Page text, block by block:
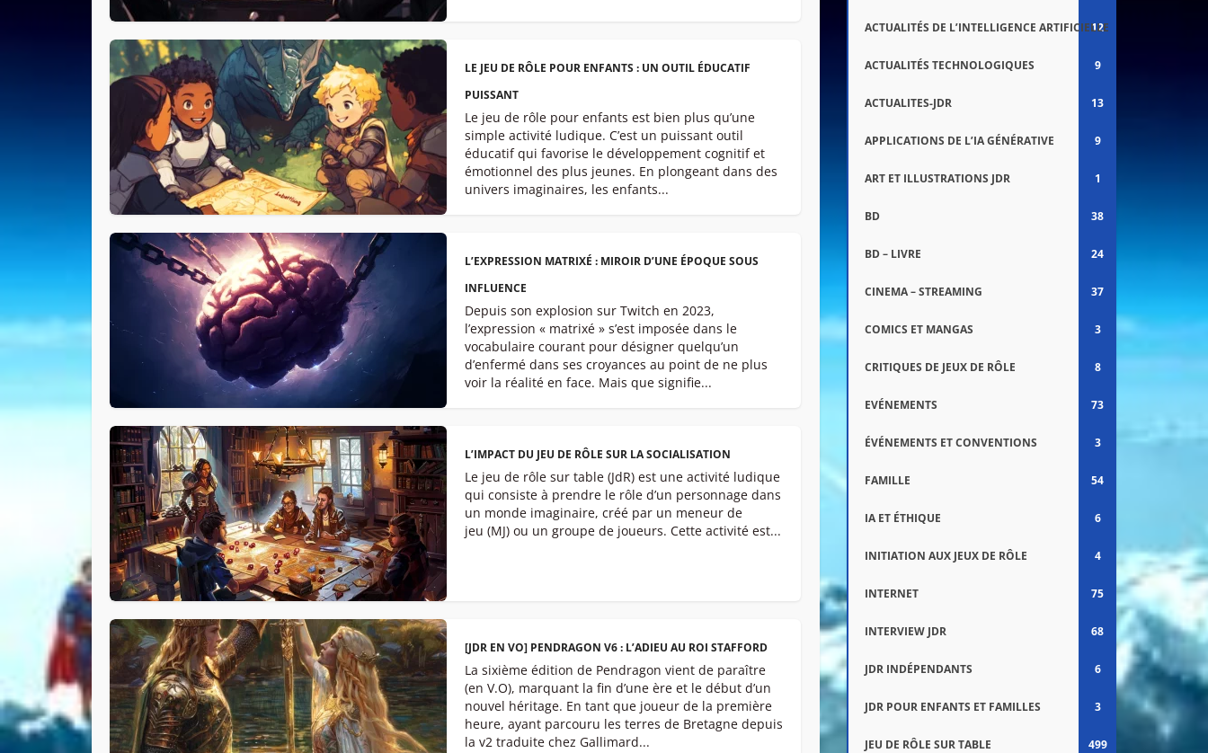
LE JEU DE RÔLE POUR ENFANTS : UN OUTIL ÉDUCATIF
PUISSANT
Le jeu de rôle pour enfants est bien plus qu’une
simple activité ludique. C’est un puissant outil
éducatif qui favorise le développement cognitif et
émotionnel des plus jeunes. En plongeant dans des
univers imaginaires, les enfants...
L’EXPRESSION MATRIXÉ : MIROIR D’UNE ÉPOQUE SOUS
INFLUENCE
Depuis son explosion sur Twitch en 2023,
l’expression « matrixé » s’est imposée dans le
vocabulaire courant pour désigner quelqu’un
d’enfermé dans ses croyances au point de ne plus
voir la réalité en face. Mais que signifie...
L’IMPACT DU JEU DE RÔLE SUR LA SOCIALISATION
Le jeu de rôle sur table (JdR) est une activité ludique
qui consiste à prendre le rôle d’un personnage dans
un monde imaginaire, créé par un meneur de
jeu (MJ) ou un groupe de joueurs. Cette activité est...
[JDR EN VO] PENDRAGON V6 : L’ADIEU AU ROI STAFFORD
La sixième édition de Pendragon vient de paraître
(en V.O), marquant la fin d’une ère et le début d’un
nouvel héritage. En tant que joueur de la première
heure, ayant parcouru les terres de Bretagne depuis
la v2 traduite chez Gallimard...
ACTUALITÉS DE L’INTELLIGENCE ARTIFICIELLE
12
ACTUALITÉS TECHNOLOGIQUES 9
ACTUALITES-JDR 13
APPLICATIONS DE L’IA GÉNÉRATIVE 9
ART ET ILLUSTRATIONS JDR 1
BD 38
BD – LIVRE 24
CINEMA – STREAMING 37
COMICS ET MANGAS 3
CRITIQUES DE JEUX DE RÔLE 8
EVÉNEMENTS 73
ÉVÉNEMENTS ET CONVENTIONS 3
FAMILLE 54
IA ET ÉTHIQUE 6
INITIATION AUX JEUX DE RÔLE 4
INTERNET 75
INTERVIEW JDR 68
JDR INDÉPENDANTS 6
JDR POUR ENFANTS ET FAMILLES 3
JEU DE RÔLE SUR TABLE 499